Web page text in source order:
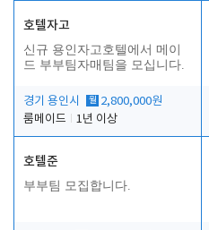
호텔자고
신규 용인자고호텔에서 메이
드 부부팀자매팀을 모십니다.
경기 용인시 월 2,800,000원
룸메이드
1년 이상
호텔준
부부팀 모집합니다.